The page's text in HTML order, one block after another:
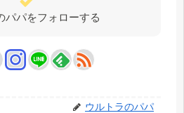
パパをフォローする
ウルトラのパパ